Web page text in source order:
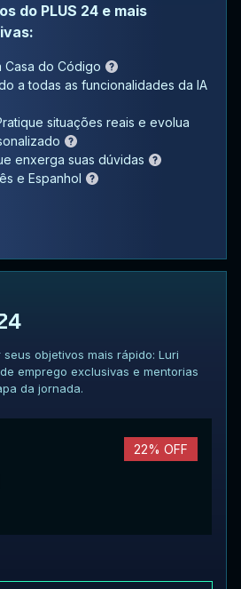
do PLUS 24 e mais
Casa do Código
a todas as funcionalidades da IA
situações reais e evolua
enxerga suas dúvidas
e Espanhol
objetivos mais rápido: Luri
emprego exclusivas e mentorias
da jornada.
22% OFF